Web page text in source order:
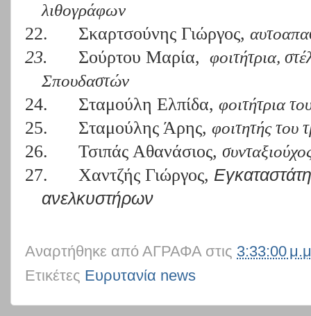
λιθογράφων
22. Σκαρτσούνης Γιώργος,
23. Σούρτου Μαρία, φοιτήτρια,
Σπουδαστών
24. Σταμούλη Ελπίδα, φοιτήτρια
25. Σταμούλης Άρης, φοιτητής
26. Τσιπάς Αθανάσιος,
27. Χαντζής Γιώργος,
ανελκυστήρων
Αναρτήθηκε από ΑΓΡΑΦΑ στις 3:33:00
Ετικέτες Ευρυτανία news